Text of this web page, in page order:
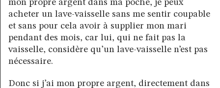
mon propre argent dans ma poche, je peux
acheter un lave-vaisselle sans me sentir coupable
et sans pour cela avoir à supplier mon mari
pendant des mois, car lui, qui ne fait pas la
vaisselle, considère qu’un lave-vaisselle n’est pas
nécessaire.
Donc si j’ai mon propre argent, directement dans